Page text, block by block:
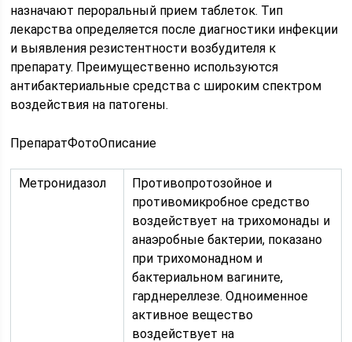
назначают пероральный прием таблеток. Тип
лекарства определяется после диагностики инфекции
и выявления резистентности возбудителя к
препарату. Преимущественно используются
антибактериальные средства с широким спектром
воздействия на патогены.
ПрепаратФотоОписание
Метронидазол
Противопротозойное и
противомикробное средство
воздействует на трихомонады и
анаэробные бактерии, показано
при трихомонадном и
бактериальном вагините,
гарднереллезе. Одноименное
активное вещество
воздействует на